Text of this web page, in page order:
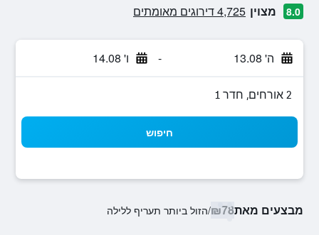
8.0 מצוין 4,725 דירוגים מאומתים
ה' 13.08 - ו' 14.08
2 אורחים, חדר 1
חיפוש
מבצעים מאת₪78
/הזול ביותר תעריף ללילה